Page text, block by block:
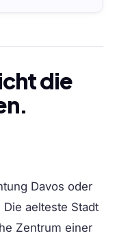
die
Davos oder
aelteste Stadt
Zentrum einer